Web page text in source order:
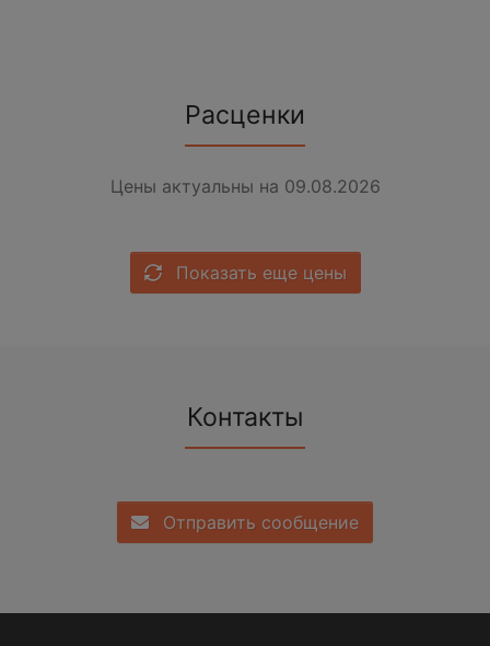
Расценки
Цены актуальны на 09.08.2026
Показать еще цены
Контакты
Отправить сообщение